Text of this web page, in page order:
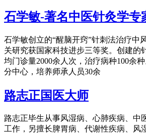
石学敏-著名中医针灸学专
石学敏创立的“醒脑开窍”针刺法治疗中
关研究获国家科技进步三等奖。创建的
均门诊量2000余人次，治疗病种100余
分中心，培养师承人员30余
路志正国医大师
路志正毕生从事风湿病、心肺疾病、中
工作，另擅长脾胃病、代谢性疾病、风